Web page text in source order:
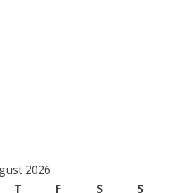
2026
T F S S